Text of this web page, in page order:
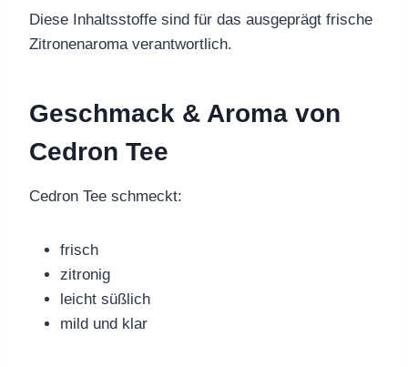
Diese Inhaltsstoffe sind für das ausgeprägt frische
Zitronenaroma verantwortlich.
Geschmack & Aroma von
Cedron Tee
Cedron Tee schmeckt:
frisch
zitronig
leicht süßlich
mild und klar